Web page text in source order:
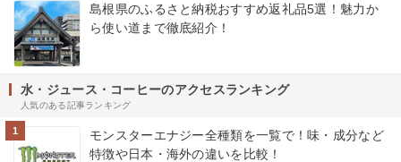
島根県のふるさと納税おすすめ返礼品5選！魅力か
ら使い道まで徹底紹介！
水・ジュース・コーヒーのアクセスランキング
人気のある記事ランキング
1
モンスターエナジー全種類を一覧で！味・成分など
特徴や日本・海外の違いを比較！